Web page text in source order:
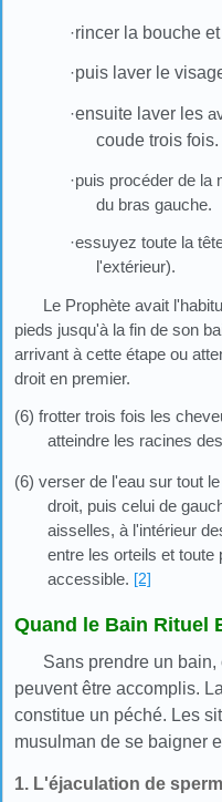
·rincer la bouche
·puis laver le
·ensuite laver les
coude trois fois.
·puis procéder de
du bras gauche.
·essuyez toute la
l'extérieur).
Le Prophète avait
pieds jusqu'à la fin de son
arrivant à cette étape ou
droit en premier.
(6) frotter trois fois les
atteindre les racines
(6) verser de l'eau sur tout
droit, puis celui de
aisselles, à l'intérieur
entre les orteils et
accessible. [2]
Quand le Bain Rituel
Sans prendre un
peuvent être accomplis.
constitue un péché. Les
musulman de se baigner
1. L'éjaculation de